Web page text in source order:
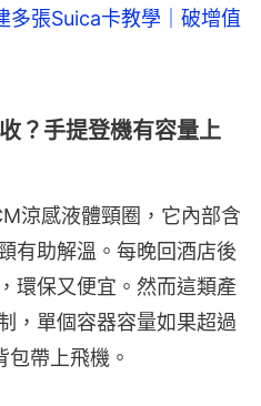
多張Suica卡教學｜破增值
？手提登機有容量上
涼感液體頸圈，它內部含
有助解溫。每晚回酒店後
環保又便宜。然而這類產
，單個容器容量如果超過
帶上飛機。